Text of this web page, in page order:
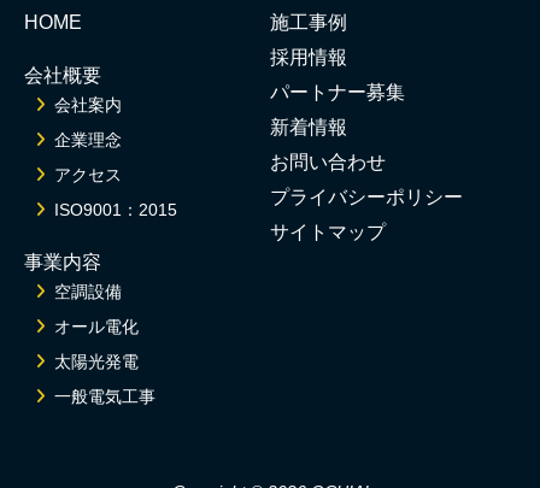
HOME
会社概要
会社案内
企業理念
アクセス
ISO9001：2015
事業内容
空調設備
オール電化
太陽光発電
一般電気工事
施工事例
採用情報
パートナー募集
新着情報
お問い合わせ
プライバシーポリシー
サイトマップ